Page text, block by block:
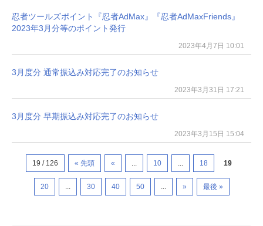
忍者ツールズポイント『忍者AdMax』『忍者AdMaxFriends』
2023年3月分等のポイント発行
2023年4月7日 10:01
3月度分 通常振込み対応完了のお知らせ
2023年3月31日 17:21
3月度分 早期振込み対応完了のお知らせ
2023年3月15日 15:04
19 / 126 « 先頭 « ... 10 ... 18 19
20 ... 30 40 50 ... » 最後 »